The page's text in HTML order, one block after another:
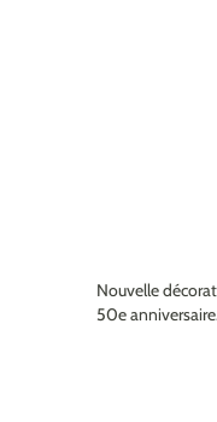
Nouvelle
50e